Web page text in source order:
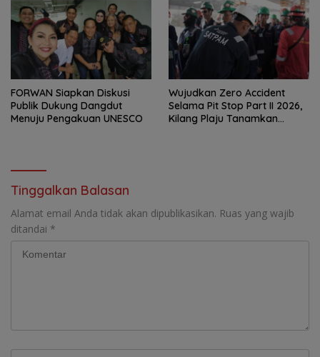
FORWAN Siapkan Diskusi
Publik Dukung Dangdut
Menuju Pengakuan UNESCO
Wujudkan Zero Accident
Selama Pit Stop Part II 2026,
Kilang Plaju Tanamkan
Tinggalkan Balasan
Alamat email Anda tidak akan dipublikasikan. Ruas yang wajib
ditandai *